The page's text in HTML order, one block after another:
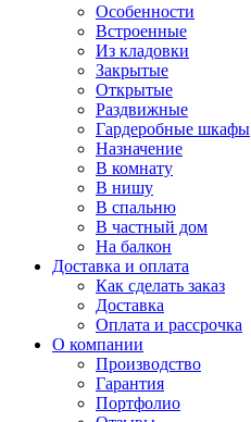
Особенности
Встроенные
Из кладовки
Закрытые
Открытые
Раздвижные
Гардеробные шкафы
Назначение
В комнату
В нишу
В спальню
В частный дом
На балкон
Доставка и оплата
Как сделать заказ
Доставка
Оплата и рассрочка
О компании
Производство
Гарантия
Портфолио